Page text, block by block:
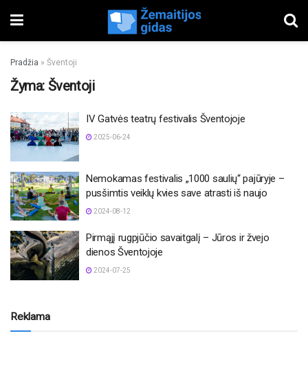
Pradžia » Šventoji
Žyma: Šventoji
IV Gatvės teatrų festivalis Šventojoje
2025-06-24
Nemokamas festivalis „1000 saulių“ pajūryje –
pusšimtis veiklų kvies save atrasti iš naujo
2024-08-12
Pirmąjį rugpjūčio savaitgalį – Jūros ir žvejo
dienos Šventojoje
2024-07-25
Reklama